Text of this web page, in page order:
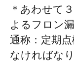
＊あわせて
よるフロン
通称：定期
なければな